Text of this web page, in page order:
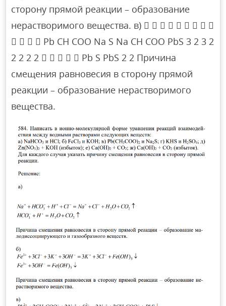
сторону прямой реакции – образование
нерастворимого вещества. в)         
    Pb CH COO Na S Na CH COO PbS 3 2 3 2
2 2 2 2      Pb S PbS 2 2 Причина
смещения равновесия в сторону прямой
реакции – образование нерастворимого
вещества.